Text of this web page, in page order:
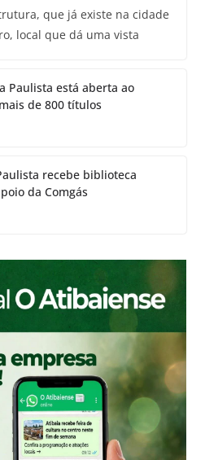
que já existe na cidade
local que dá uma vista
Paulista está aberta ao
de 800 títulos
recebe biblioteca
da Comgás